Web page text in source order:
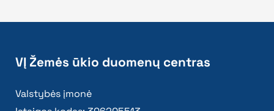
VĮ Žemės ūkio duomenų centras
Valstybės įmonė